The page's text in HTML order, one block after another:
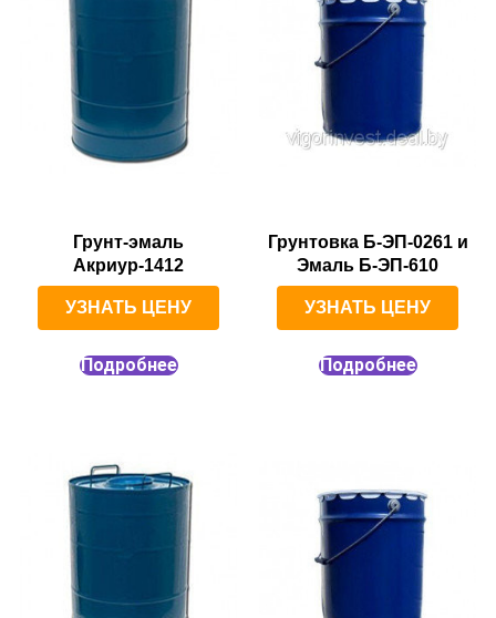
Грунт-эмаль
Акриур-1412
УЗНАТЬ ЦЕНУ
Подробнее
Грунтовка Б-ЭП-0261 и
Эмаль Б-ЭП-610
УЗНАТЬ ЦЕНУ
Подробнее